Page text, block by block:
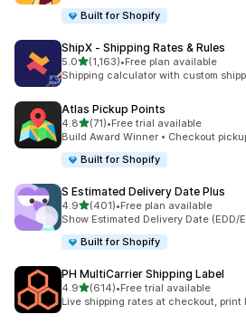
Built for Shopify
ShipX ‑ Shipping Rates & Rules
5.0เต็ม 5 ดาว
(1,163)
ทั้งหมด 1163 รีวิว
•Free plan available
Shipping calculator with custom
Atlas Pickup Points
4.8เต็ม 5 ดาว
(71)
ทั้งหมด 71 รีวิว
•Free trial available
Build Award Winner • Checkout
Built for Shopify
S Estimated Delivery Date Plus
4.9เต็ม 5 ดาว
(401)
ทั้งหมด 401 รีวิว
•Free plan available
Show Estimated Delivery Date (EDD/
Built for Shopify
PH MultiCarrier Shipping Label
4.9เต็ม 5 ดาว
(614)
ทั้งหมด 614 รีวิว
•Free trial available
Live shipping rates at checkout, print